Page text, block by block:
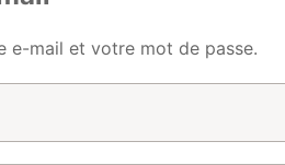
e-mail et votre mot de passe.